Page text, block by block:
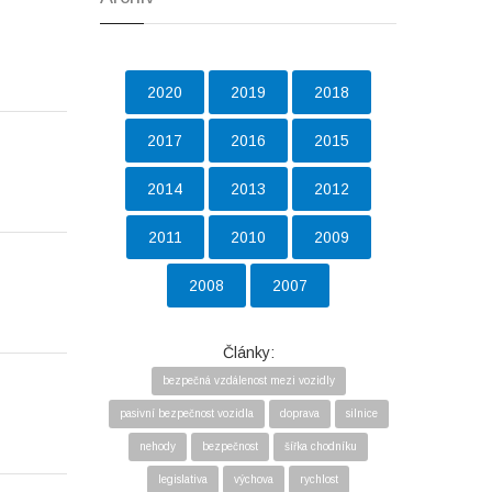
2020 2019 2018
2017 2016 2015
2014 2013 2012
2011 2010 2009
2008 2007
Články:
bezpečná vzdálenost mezi vozidly
pasivní bezpečnost vozidla doprava silnice
nehody bezpečnost šířka chodníku
legislativa výchova rychlost